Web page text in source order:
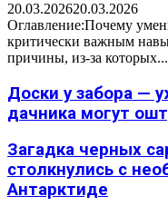
20.03.202620.03.2026
Оглавление:Почему
критически важным
причины, из-за которых...
Доски у забора —
дачника могут
Загадка черных
столкнулись с
Антарктиде